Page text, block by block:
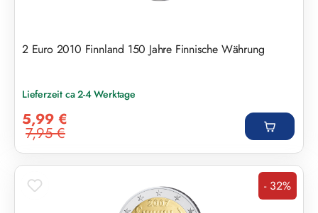
2 Euro 2010 Finnland 150 Jahre Finnische Währung
Lieferzeit ca 2-4 Werktage
5,99 €
Regulärer Preis:
7,95 €
Rabatt
- 32%